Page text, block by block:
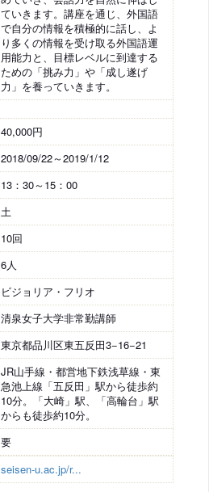
ていきます。講座を通じ、外国語
で自分の情報を積極的に話し、よ
り多くの情報を受け取る外国語運
用能力と、目標レベルに到達する
ための「挑み力」や「成し遂げ
力」を養っていきます。
40,000円
2018/09/22～2019/1/12
13：30～15：00
土
10回
6人
ビジョリア・フリオ
清泉女子大学非常勤講師
東京都品川区東五反田3−16−21
JR山手線・都営地下鉄浅草線・東
急池上線「五反田」駅から徒歩約
10分。「大崎」駅、「高輪台」駅
からも徒歩約10分。
要
seisen-u.ac.jp/r...